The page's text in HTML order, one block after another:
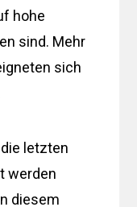
hohe
sind. Mehr
sich
letzten
werden
diesem